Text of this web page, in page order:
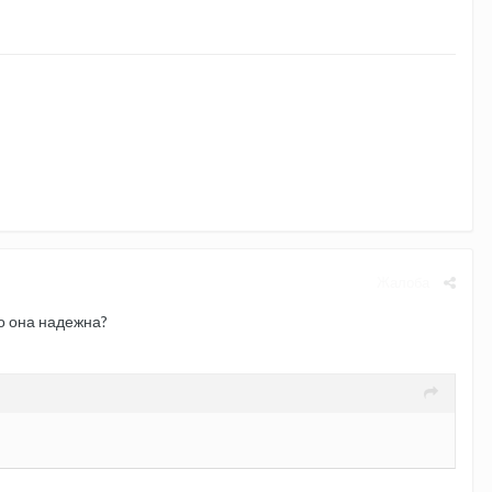
она надежна?